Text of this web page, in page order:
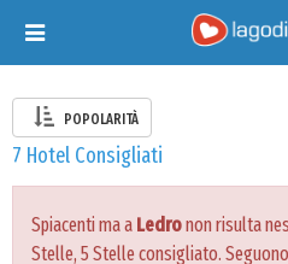
Toggle
navigation
POPOLARITÀ
7 Hotel Consigliati
Spiacenti ma a Ledronon risulta
Stelle, 5 Stelle consigliato.